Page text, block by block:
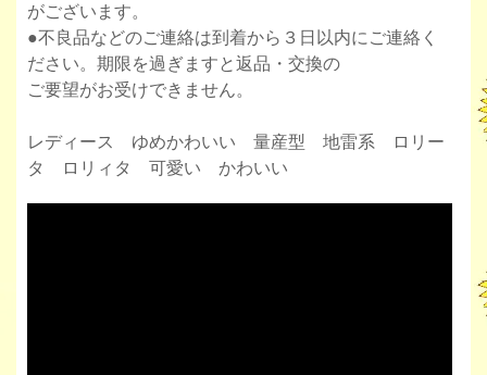
がございます。
●不良品などのご連絡は到着から３日以内にご連絡く
ださい。期限を過ぎますと返品・交換の
ご要望がお受けできません。
レディース ゆめかわいい 量産型 地雷系 ロリー
タ ロリィタ 可愛い かわいい